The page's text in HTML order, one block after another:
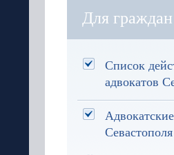
Для граждан
Список
адвокатов
Севастополя